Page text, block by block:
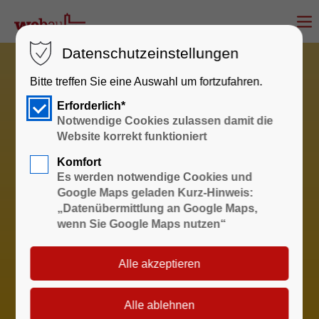
Sprechzeiten
Wohnungswirtschaft und
Datenschutzeinstellungen
Bitte treffen Sie eine Auswahl um fortzufahren.
Erforderlich*
Notwendige Cookies zulassen damit die
Website korrekt funktioniert
Komfort
Es werden notwendige Cookies und
Google Maps geladen Kurz-Hinweis:
„Datenübermittlung an Google Maps,
wenn Sie Google Maps nutzen“